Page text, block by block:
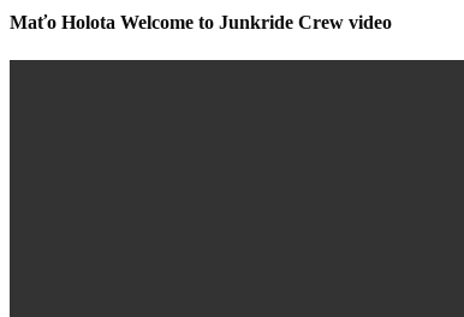
Maťo Holota Welcome to Junkride Crew video